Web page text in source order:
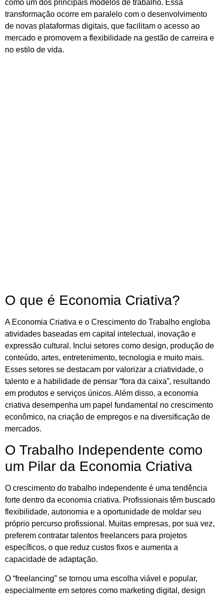
como um dos principais modelos de trabalho. Essa
transformação ocorre em paralelo com o desenvolvimento
de novas plataformas digitais, que facilitam o acesso ao
mercado e promovem a flexibilidade na gestão de carreira e
no estilo de vida.
O que é Economia Criativa?
A Economia Criativa e o Crescimento do Trabalho engloba
atividades baseadas em capital intelectual, inovação e
expressão cultural. Inclui setores como design, produção de
conteúdo, artes, entretenimento, tecnologia e muito mais.
Esses setores se destacam por valorizar a criatividade, o
talento e a habilidade de pensar “fora da caixa”, resultando
em produtos e serviços únicos. Além disso, a economia
criativa desempenha um papel fundamental no crescimento
econômico, na criação de empregos e na diversificação de
mercados.
O Trabalho Independente como
um Pilar da Economia Criativa
O crescimento do trabalho independente é uma tendência
forte dentro da economia criativa. Profissionais têm buscado
flexibilidade, autonomia e a oportunidade de moldar seu
próprio percurso profissional. Muitas empresas, por sua vez,
preferem contratar talentos freelancers para projetos
específicos, o que reduz custos fixos e aumenta a
capacidade de adaptação.
O “freelancing” se tornou uma escolha viável e popular,
especialmente em setores como marketing digital, design